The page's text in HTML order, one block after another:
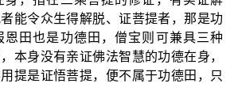
能令众生得解脱、证菩提者，那是功
恩田也是功德田，僧宝则可兼具三种
本身没有亲证佛法智慧的功德在身，
提是证悟菩提，便不属于功德田，只